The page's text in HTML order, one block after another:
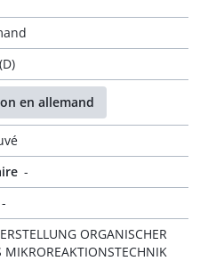
en allemand
-
-
ORGANISCHER
MIKROREAKTIONSTECHNIK